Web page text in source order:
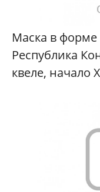
Маска в форме
Республика
квеле, начало